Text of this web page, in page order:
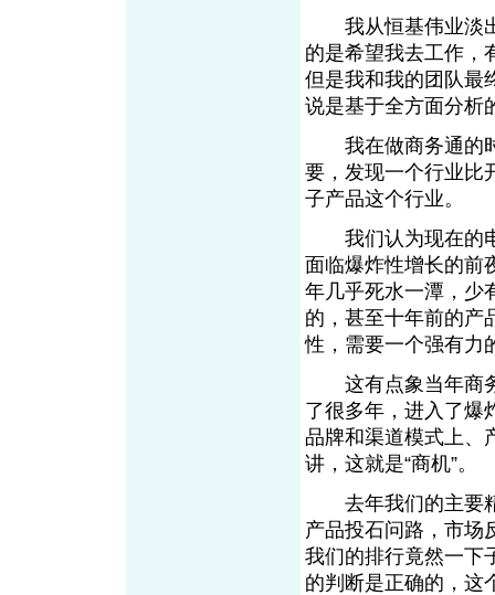
我从恒基伟业淡出
的是希望我去工作，
但是我和我的团队最
说是基于全方面分析
我在做商务通的时
要，发现一个行业比
子产品这个行业。
我们认为现在的电
面临爆炸性增长的前
年几乎死水一潭，少
的，甚至十年前的产
性，需要一个强有力
这有点象当年商务
了很多年，进入了爆
品牌和渠道模式上、
讲，这就是“商机”。
去年我们的主要精
产品投石问路，市场
我们的排行竟然一下
的判断是正确的，这